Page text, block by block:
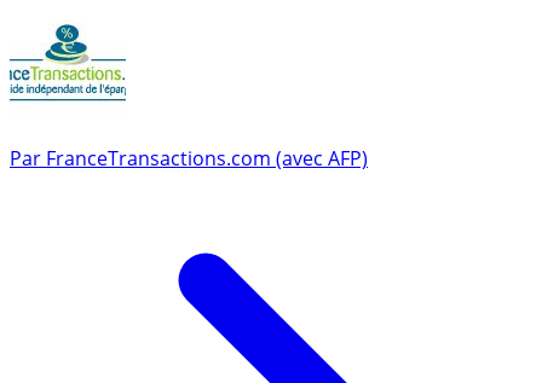
Par FranceTransactions.com (avec AFP)